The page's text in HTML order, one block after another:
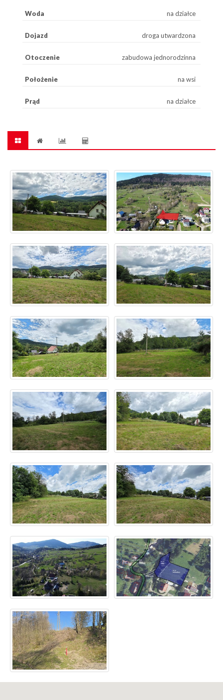
Woda na działce
Dojazd droga utwardzona
Otoczenie zabudowa jednorodzinna
Położenie na wsi
Prąd na działce